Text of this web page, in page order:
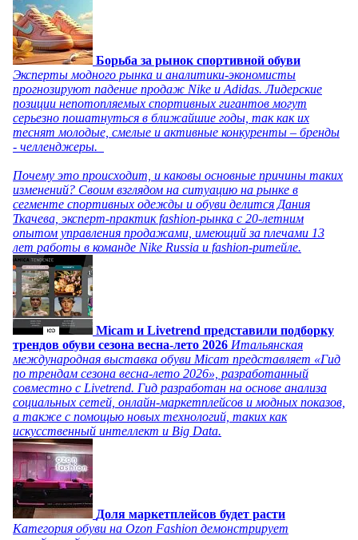
Борьба за рынок спортивной обуви
Эксперты модного рынка и аналитики-экономисты
прогнозируют падение продаж Nike и Adidas. Лидерские
позиции непотопляемых спортивных гигантов могут
серьезно пошатнуться в ближайшие годы, так как их
теснят молодые, смелые и активные конкуренты – бренды
- челленджеры.
Почему это происходит, и каковы основные причины таких
изменений? Своим взглядом на ситуацию на рынке в
сегменте спортивных одежды и обуви делится Дания
Ткачева, эксперт-практик fashion-рынка с 20-летним
опытом управления продажами, имеющий за плечами 13
лет работы в команде Nike Russia и fashion-ритейле.
Micam и Livetrend представили подборку
трендов обуви сезона весна-лето 2026 Итальянская
международная выставка обуви Micam представляет «Гид
по трендам сезона весна-лето 2026», разработанный
совместно с Livetrend. Гид разработан на основе анализа
социальных сетей, онлайн-маркетплейсов и модных показов,
а также с помощью новых технологий, таких как
искусственный интеллект и Big Data.
Доля маркетплейсов будет расти
Категория обуви на Ozon Fashion демонстрирует